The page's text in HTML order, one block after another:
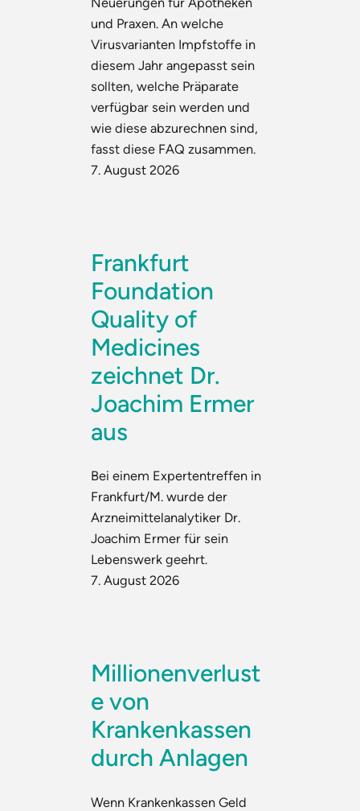
und Praxen. An welche
Virusvarianten Impfstoffe in
diesem Jahr angepasst sein
sollten, welche Präparate
verfügbar sein werden und
wie diese abzurechnen sind,
fasst diese FAQ zusammen.
7. August 2026
Frankfurt
Foundation
Quality of
Medicines
zeichnet Dr.
Joachim Ermer
aus
Bei einem Expertentreffen in
Frankfurt/M. wurde der
Arzneimittelanalytiker Dr.
Joachim Ermer für sein
Lebenswerk geehrt.
7. August 2026
Millionenverlust
e von
Krankenkassen
durch Anlagen
Wenn Krankenkassen Geld